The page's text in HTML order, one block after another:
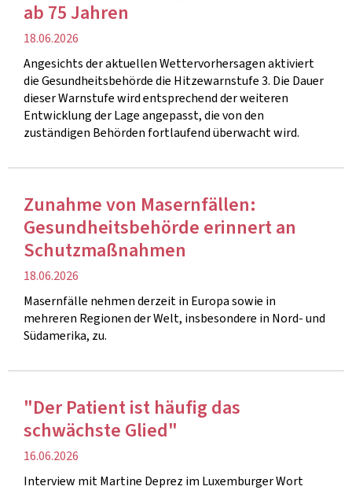
ab 75 Jahren
Veröffentlichung
18.06.2026
Angesichts der aktuellen Wettervorhersagen aktiviert
die Gesundheitsbehörde die Hitzewarnstufe 3. Die Dauer
dieser Warnstufe wird entsprechend der weiteren
Entwicklung der Lage angepasst, die von den
zuständigen Behörden fortlaufend überwacht wird.
Zunahme von Masernfällen:
Gesundheitsbehörde erinnert an
Schutzmaßnahmen
Veröffentlichung
18.06.2026
Masernfälle nehmen derzeit in Europa sowie in
mehreren Regionen der Welt, insbesondere in Nord- und
Südamerika, zu.
"Der Patient ist häufig das
schwächste Glied"
Veröffentlichung
16.06.2026
Interview mit Martine Deprez im Luxemburger Wort